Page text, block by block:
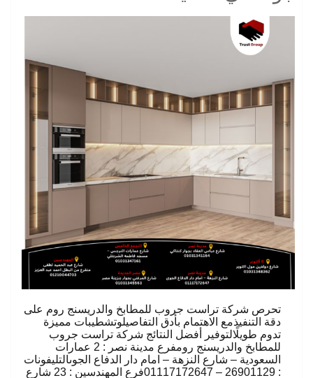
تحرص شركة تراست جروب للمطابخ والدريسنج روم على
دقة التنفيذمع الاهتمام بأدق التفاصيلوتشطيبات مميزة
تدوم طويلًالتوفير أفضل النتائج شركة تراست جروب
للمطابخ والدريسنج رومفرع مدينة نصر : 2 عمارات
السعودية – شارع النزهة – امام دار الدفاع الجوىالتليفونات
: 26901129 – 01117172647فرع المهندسين : 23 شارع